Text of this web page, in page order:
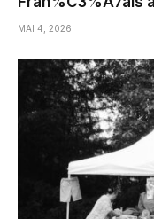
MAI 4, 2026